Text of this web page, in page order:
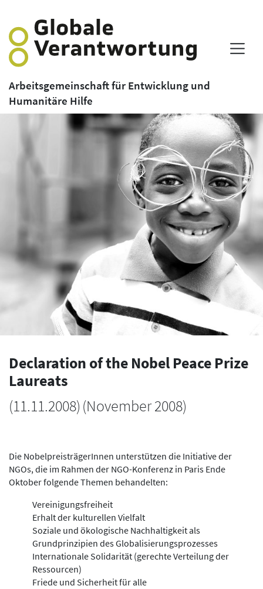
Arbeitsgemeinschaft für Entwicklung und
Humanitäre Hilfe
Declaration of the Nobel Peace Prize
Laureats
(11.11.2008) (November 2008)
Die NobelpreisträgerInnen unterstützen die Initiative der
NGOs, die im Rahmen der NGO-Konferenz in Paris Ende
Oktober folgende Themen behandelten:
Vereinigungsfreiheit
Erhalt der kulturellen Vielfalt
Soziale und ökologische Nachhaltigkeit als
Grundprinzipien des Globalisierungsprozesses
Internationale Solidarität (gerechte Verteilung der
Ressourcen)
Friede und Sicherheit für alle